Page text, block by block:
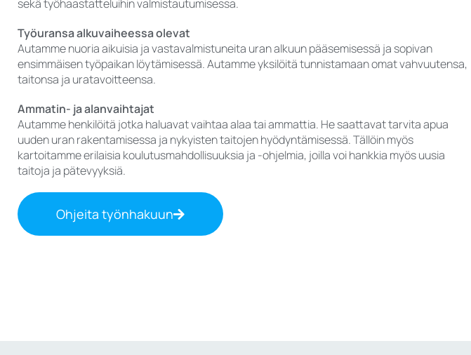
sekä työhaastatteluihin valmistautumisessa.
Työuransa alkuvaiheessa olevat
Autamme nuoria aikuisia ja vastavalmistuneita uran alkuun pääsemisessä ja sopivan
ensimmäisen työpaikan löytämisessä. Autamme yksilöitä tunnistamaan omat vahvuutensa,
taitonsa ja uratavoitteensa.
Ammatin- ja alanvaihtajat
Autamme henkilöitä jotka haluavat vaihtaa alaa tai ammattia. He saattavat tarvita apua
uuden uran rakentamisessa ja nykyisten taitojen hyödyntämisessä. Tällöin myös
kartoitamme erilaisia koulutusmahdollisuuksia ja -ohjelmia, joilla voi hankkia myös uusia
taitoja ja pätevyyksiä.
Ohjeita työnhakuun